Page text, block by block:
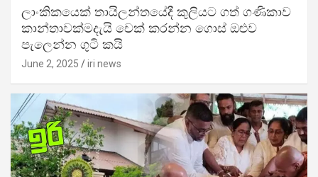
ලාංකිකයෙක් තායිලන්තයේදී කුලියට ගත් ගණිකාව
කාන්තාවක්මදැයි චෙක් කරන්න ගොස් ඔළුව
පැලෙන්න ගුටි කයි
June 2, 2025 iri news